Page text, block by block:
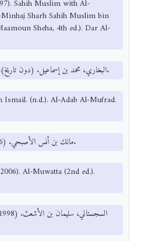
Sahih Muslim with Al-
Sharh Sahih Muslim bin
Sheha, 4th ed.). Dar Al-
البخاري، محمد بن إسماعيل. (دون تاريخ). كتاب الأدب المفرد. دار ابن كثير.
(n.d.). Al-Adab Al-Mufrad.
مالك بن أنس الأصبحي. (2006). الموطأ (ط2). مكتبة الصفاء.
Al-Muwatta (2nd ed.).